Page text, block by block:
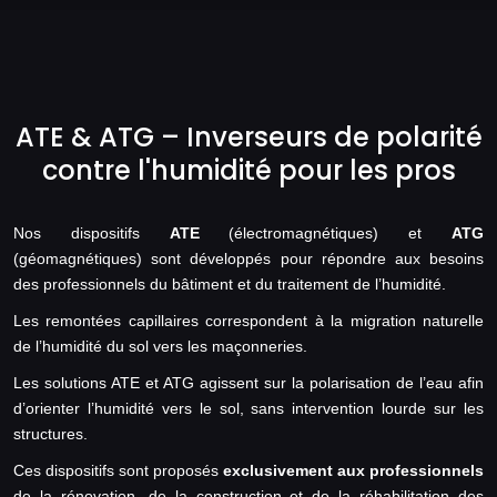
ATE & ATG – Inverseurs de polarité
contre l'humidité pour les pros
Nos dispositifs ATE(électromagnétiques) etATG
(géomagnétiques) sont développés pour répondre aux besoins
des professionnels du bâtiment et du traitement de l’humidité.
Les remontées capillaires correspondent à la migration naturelle
de l’humidité du sol vers les maçonneries.
Les solutions ATE et ATG agissent sur la polarisation de l’eau afin
d’orienter l’humidité vers le sol, sans intervention lourde sur les
structures.
Ces dispositifs sont proposés exclusivement aux professionnels